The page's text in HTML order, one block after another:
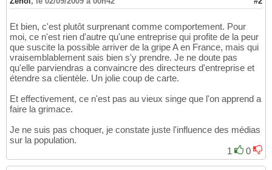
Et bien, c'est plutôt surprenant comme comportement. Pour
moi, ce n'est rien d'autre qu'une entreprise qui profite de la peur
que suscite la possible arriver de la gripe A en France, mais qui
vraisemblablement sais bien s'y prendre. Je ne doute pas
qu'elle parviendras a convaincre des directeurs d'entreprise et
étendre sa clientèle. Un jolie coup de carte.
Et effectivement, ce n'est pas au vieux singe que l'on apprend a
faire la grimace.
Je ne suis pas choquer, je constate juste l'influence des médias
sur la population.
1
0